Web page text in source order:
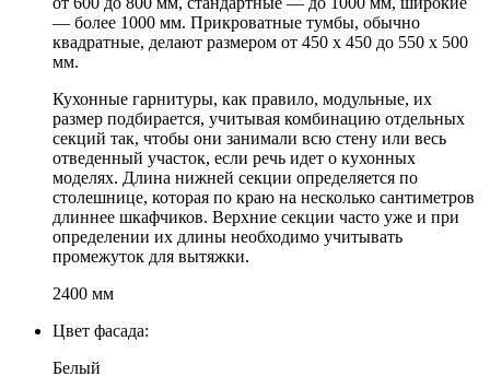
— более 1000 мм. Прикроватные тумбы, обычно
квадратные, делают размером от 450 х 450 до 550 х 500
мм.
Кухонные гарнитуры, как правило, модульные, их
размер подбирается, учитывая комбинацию отдельных
секций так, чтобы они занимали всю стену или весь
отведенный участок, если речь идет о кухонных
моделях. Длина нижней секции определяется по
столешнице, которая по краю на несколько сантиметров
длиннее шкафчиков. Верхние секции часто уже и при
определении их длины необходимо учитывать
промежуток для вытяжки.
2400 мм
Цвет фасада:
Белый